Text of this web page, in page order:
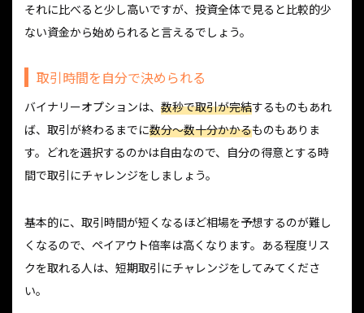
それに比べると少し高いですが、投資全体で見ると比較的少
ない資金から始められると言えるでしょう。
取引時間を自分で決められる
バイナリーオプションは、 数秒で取引が完結するものもあれ
ば、取引が終わるまでに数分〜数十分かかるものもありま
す。どれを選択するのかは自由なので、自分の得意とする時
間で取引にチャレンジをしましょう。
基本的に、取引時間が短くなるほど相場を予想するのが難し
くなるので、ペイアウト倍率は高くなります。ある程度リス
クを取れる人は、短期取引にチャレンジをしてみてくださ
い。